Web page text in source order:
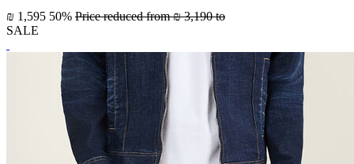
₪ 1,595 50% Price reduced from₪ 3,190 to
SALE